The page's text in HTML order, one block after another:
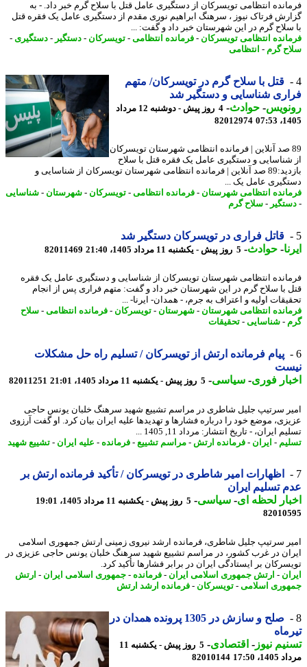
انتظامی تویسرکان از دستگیری عامل قتل با سلاح گرم خبر داد. - به
فرتاک نیوز ، سرهنگ ابراهیم نوری مقدم از دستگیری عامل یک فقره قتل
گرم در این شهرستان خبر داد و گفت: ...
انتظامی تویسرکان -فرمانده انتظامی-تویسرکان -دستگیر-دستگیری-
گرم -انتظامی
قتل با سلاح گرم در تویسرکان/ متهم
شناسایی و دستگیر شد
-حوادث -
4 روز پیش - دوشنبه 12 مرداد
82012974
صد آنلاین | فرمانده انتظامی شهرستان تویسرکان
و دستگیری عامل یک فقره قتل با سلاح
بازدید:89 صد آنلاین | فرمانده انتظامی شهرستان تویسرکان از شناسایی و
عامل یک ...
انتظامی شهرستان-فرمانده انتظامی-تویسرکان -شهرستان-شناسایی
-سلاح گرم
قاتل فراری در تویسرکان دستگیر شد
-حوادث -5 روز پیش - یکشنبه 11 مرداد 1405، 21:40 82011469
انتظامی شهرستان تویسرکان از شناسایی و دستگیری عامل یک فقره
با سلاح گرم در این شهرستان خبر داد و گفت: متهم فراری پس از انجام
اولیه و اعتراف به جرم، - همدان- ایرنا- ...
انتظامی شهرستان-شهرستان-تویسرکان -فرمانده انتظامی-سلاح
-شناسایی-تحقیقات
پیام فرمانده ارتش از تویسرکان / تسلیم راه حل مشکلات
فوری- سیاسی-5 روز پیش - یکشنبه 11 مرداد 1405، 21:01 82011251
سرتیپ جلیل شاطری در مراسم تشییع شهید سرهنگ خلبان یونس حاجی
موضع خود را درباره فشارها و تهدیدها علیه ایران بیان کرد. او گفت آرزوی
ایران، - تاریخ انتشار: مرداد 11, 1405 ...
-ایران - فرمانده ارتش -مراسم تشییع-فرمانده-علیه ایران - تشییع شهید
اظهارات امیر شاطری در تویسرکان / تأکید فرمانده ارتش بر
تسلیم ایران
لحظه ای- سیاسی-5 روز پیش - یکشنبه 11 مرداد 1405، 19:01
سرتیپ جلیل شاطری، فرمانده ارشد نیروی زمینی ارتش جمهوری اسلامی
در غرب کشور، در مراسم تشییع شهید سرهنگ خلبان یونس حاجی عزیزی در
بر ایستادگی ایران در برابر فشارها تأکید کرد.
- ارتش جمهوری اسلامی ایران - فرمانده-جمهوری اسلامی ایران -
ارتش
اسلامی-تویسرکان -فرمانده ارشد ارتش
صلح و سازش در 1305 پرونده همدان در
نیوز-اقتصادی-
5 روز پیش - یکشنبه 11
17:50
82010144